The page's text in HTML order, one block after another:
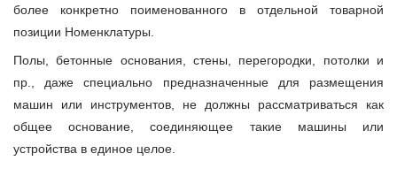
более конкретно поименованного в отдельной товарной
позиции Номенклатуры.
Полы, бетонные основания, стены, перегородки, потолки и
пр., даже специально предназначенные для размещения
машин или инструментов, не должны рассматриваться как
общее основание, соединяющее такие машины или
устройства в единое целое.